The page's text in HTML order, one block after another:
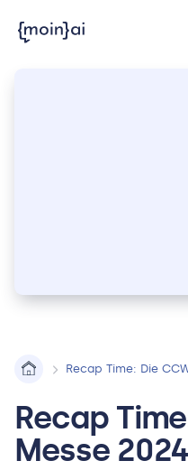
Recap Time: Die
Recap
Messe 2024